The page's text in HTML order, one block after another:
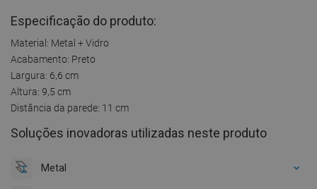
Especificação do produto:
Material: Metal + Vidro
Acabamento: Preto
Largura: 6,6 cm
Altura: 9,5 cm
Distância da parede: 11 cm
Soluções inovadoras utilizadas neste produto
Metal